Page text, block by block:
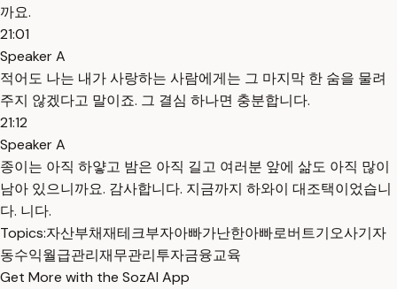
까요.
21:01
Speaker A
적어도 나는 내가 사랑하는 사람에게는 그 마지막 한 숨을 물려
주지 않겠다고 말이죠. 그 결심 하나면 충분합니다.
21:12
Speaker A
종이는 아직 하얗고 밤은 아직 길고 여러분 앞에 삶도 아직 많이
남아 있으니까요. 감사합니다. 지금까지 하와이 대조택이었습니
다. 니다.
Topics:자산부채재테크부자아빠가난한아빠로버트기오사기자
동수익월급관리재무관리투자금융교육
Get More with the SozAI App